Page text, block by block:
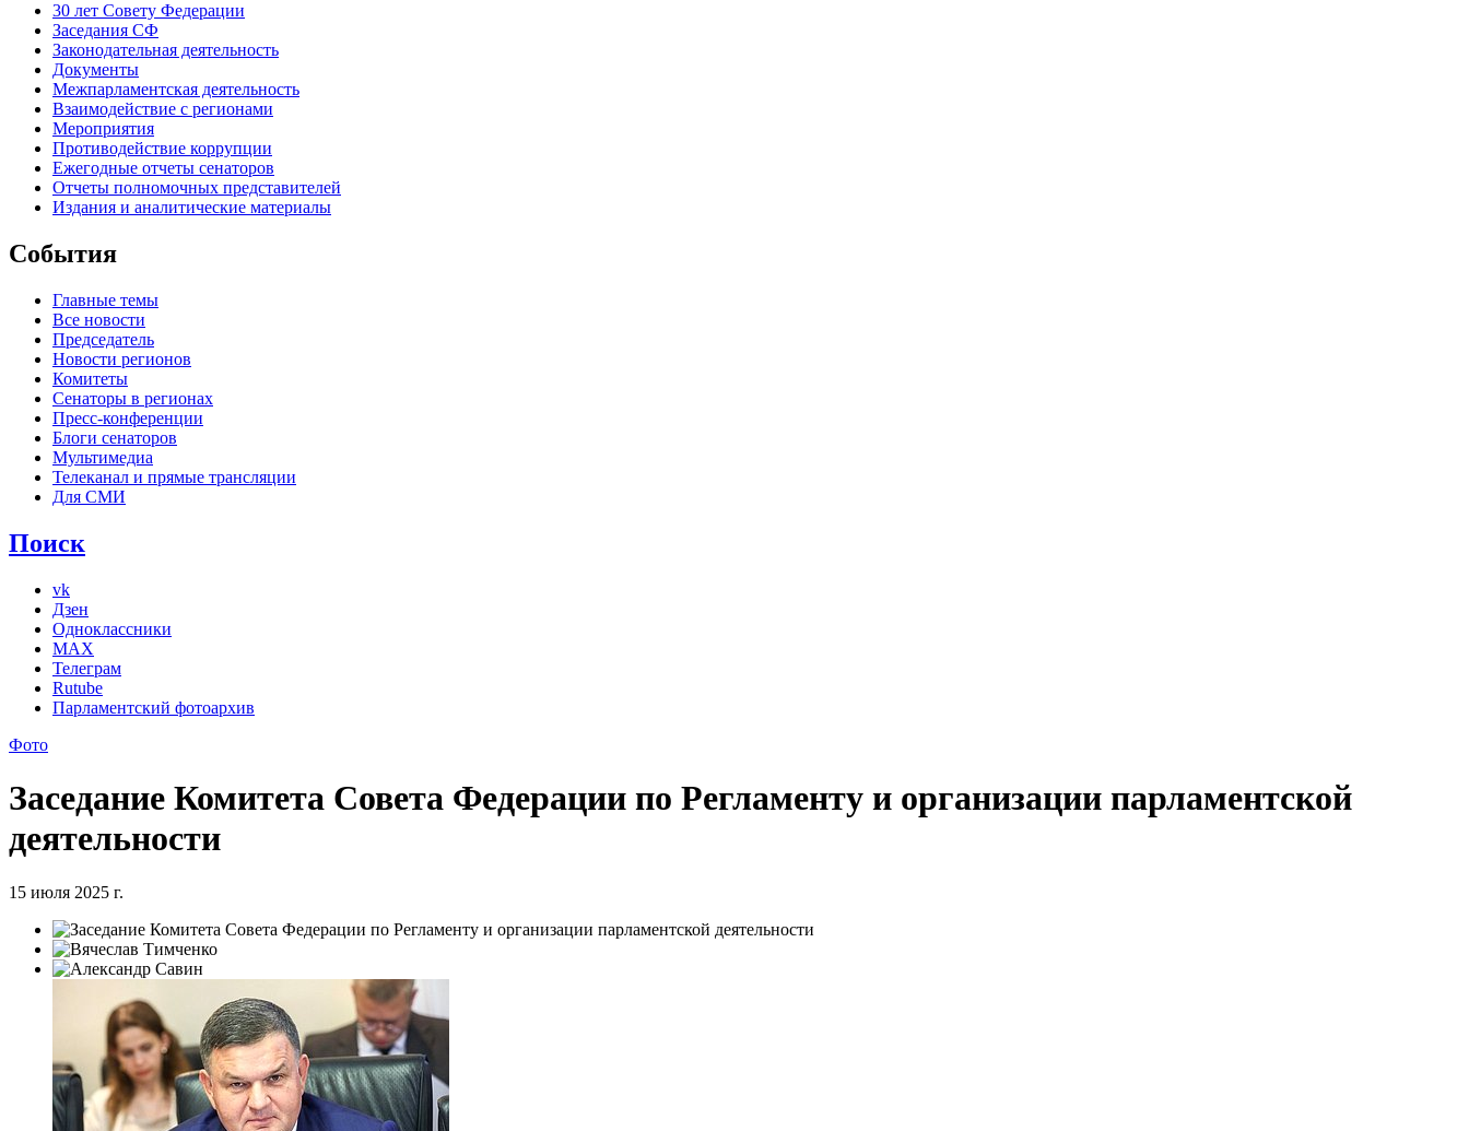
30 лет Совету Федерации
Заседания СФ
Законодательная деятельность
Документы
Межпарламентская деятельность
Взаимодействие с регионами
Мероприятия
Противодействие коррупции
Ежегодные отчеты сенаторов
Отчеты полномочных представителей
Издания и аналитические материалы
События
Главные темы
Все новости
Председатель
Новости регионов
Комитеты
Сенаторы в регионах
Пресс-конференции
Блоги сенаторов
Мультимедиа
Телеканал и прямые трансляции
Для СМИ
Поиск
vk
Дзен
Одноклассники
MAX
Телеграм
Rutube
Парламентский фотоархив
Фото
Заседание Комитета Совета Федерации по Регламенту и организации парламентской
деятельности
15 июля 2025 г.